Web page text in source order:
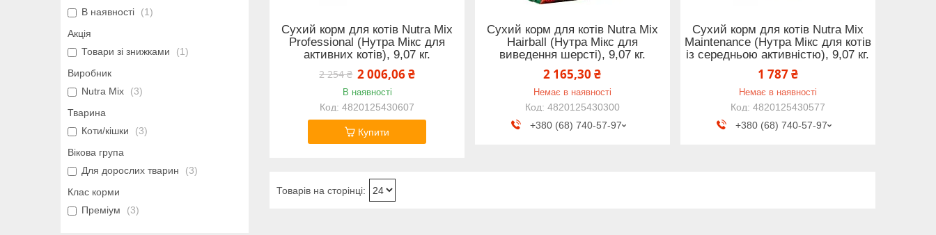
Сухий корм для котів Nutra Mix
Professional (Нутра Мiкс для
активних котів), 9,07 кг.
2 254 ₴ 2 006,06 ₴
В наявності
4820125430607
Купити
Сухий корм для котів Nutra Mix
Hairball (Нутра Мiкс для
виведення шерсті), 9,07 кг.
2 165,30 ₴
Немає в наявності
4820125430300
+380 (68) 740-57-97
Сухий корм для котів Nutra Mix
Maintenance (Нутра Мiкс для котів
із середньою активністю), 9,07 кг.
1 787 ₴
Немає в наявності
4820125430577
+380 (68) 740-57-97
В наявності
1
Акція
Товари зі знижками
1
Виробник
Nutra Mix
3
Тварина
Коти/кішки
3
Вікова група
Для дорослих тварин
3
Клас корми
Преміум
3